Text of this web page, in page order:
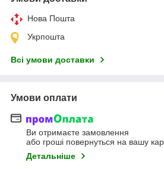
Нова Пошта
Укрпошта
Всі умови доставки
Умови оплати
Ви отримаєте замовлення
або гроші повернуться на вашу
Детальніше